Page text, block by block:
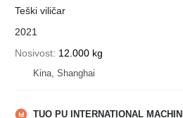
Teški viličar
2021
Nosivost 12.000 kg
Kina, Shanghai
TUO PU INTERNATIONAL